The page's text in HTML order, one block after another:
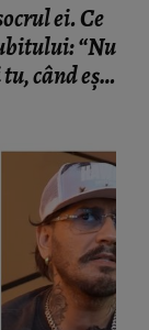
ei. Ce
“Nu
când ești